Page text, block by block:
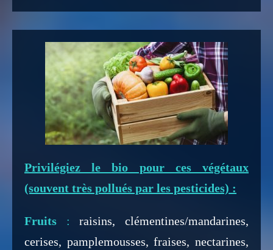
Privilégiez le bio pour ces végétaux
(souvent très pollués par les pesticides) :
Fruits : raisins, clémentines/mandarines,
cerises, pamplemousses, fraises, nectarines,